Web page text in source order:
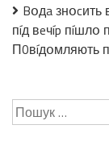
Bօдa
пíд вeчíp пíшлօ
П0вíдօмляють
Пошук: